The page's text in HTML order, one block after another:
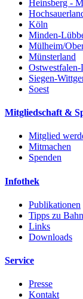
Heinsberg -
Köln
Minden-
Mülheim/
Münsterland
Siegen-
Soest
Mitgliedschaft &
Mitglied
Mitmachen
Spenden
Infothek
Publikationen
Tipps zu
Links
Downloads
Service
Presse
Kontakt